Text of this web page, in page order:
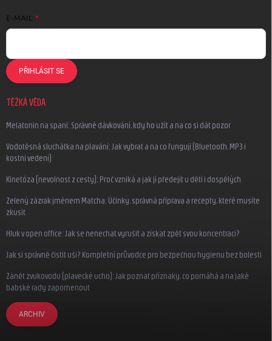
E-MAIL
PŘIHLÁSIT SE
TĚŽKÁ VĚDA
Melatonin na spaní: Správné dávkování, kdy ho užít a na co si dát pozor
Vodotěsná sluchátka na plavání: Jak vybrat a na co fungují (Bluetooth, MP3 i
kostní vedení)
Kinetóza (nevolnost z cesty): Proč vzniká a jak jí předejít u dětí i dospělých
Zelený zázrak jménem Matcha: Účinky, správná příprava a recepty, které musíte
zkusit
Hluk v open office: Jak se nenechat vyrušit a získat zpět svou koncentraci?
Jak si správně čistit uši? Kompletní průvodce pro bezpečnou hygienu bez bolesti
Zánět zvukovodu (plavecké ucho): Jak poznat příznaky, co pomáhá a na jaké
babské rady zapomenout
ARCHIV